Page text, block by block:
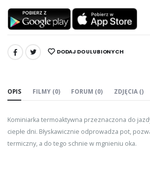
UDOSTĘPNIJ: DODAJ DO ULUBIONYCH
OPIS FILMY (0) FORUM (0) ZDJĘCIA ()
Kominiarka termoaktywna przeznaczona do
ciepłe dni. Błyskawicznie odprowadza pot,
termiczny, a do tego schnie w mgnieniu oka.